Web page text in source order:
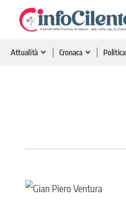
Attualità Cronaca Politica